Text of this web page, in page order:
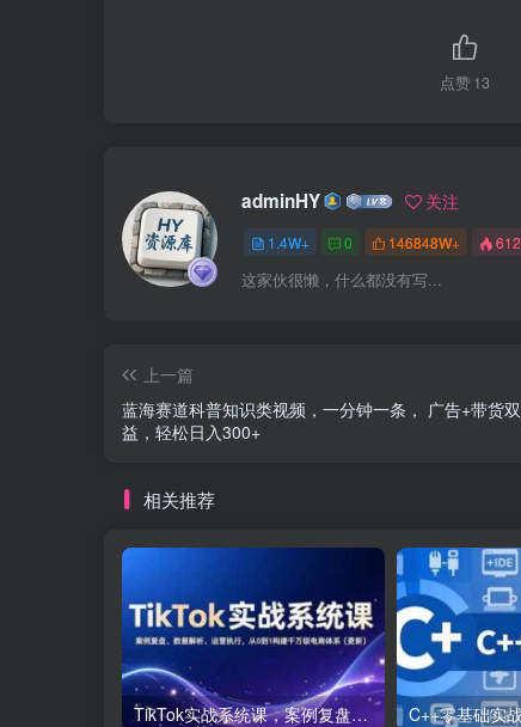
点赞13
adminHY 关注
1.4W+ 0 146848W+
这家伙很懒，什么都没有写...
上一篇
蓝海赛道科普知识类视频，一分钟一条， 广告+带货
益，轻松日入300+
相关推荐
TikTok实战系统课，案例复盘、数据解析、运营执行，从0到1构建千万级电商体系（更新）